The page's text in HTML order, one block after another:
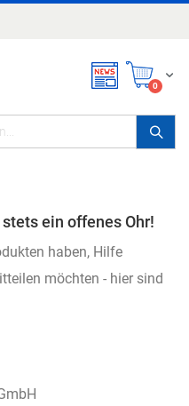
0items
ein offenes Ohr!
haben, Hilfe
möchten - hier sind